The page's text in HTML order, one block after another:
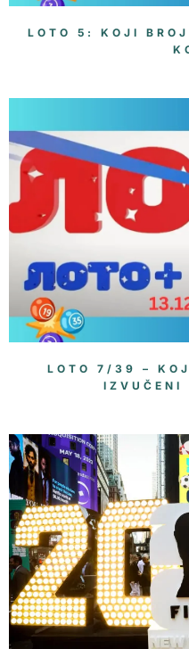
LOTO 5: KOJI
LOTO 7/39 –
IZVUČENI